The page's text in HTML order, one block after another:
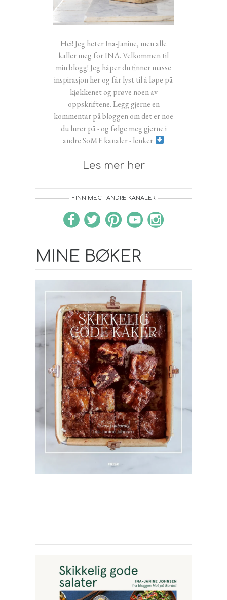
Hei! Jeg heter Ina-Janine, men alle
kaller meg for INA. Velkommen til
min blogg! Jeg håper du finner masse
inspirasjon her og får lyst til å løpe på
kjøkkenet og prøve noen av
oppskriftene. Legg gjerne en
kommentar på bloggen om det er noe
du lurer på - og følge meg gjerne i
andre SoME kanaler - lenker
Les mer her
FINN MEG I ANDRE KANALER
MINE BØKER